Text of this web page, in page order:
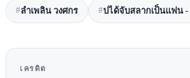
#ลำเพลิน วงศกร #บ่ได้จับสลากเป็นแฟน -
เครดิต